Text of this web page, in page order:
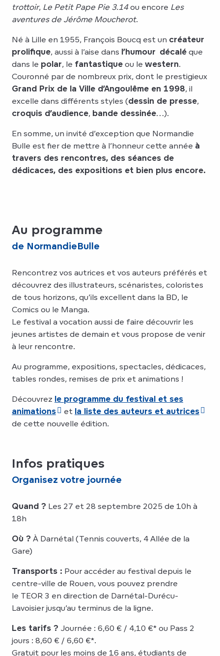
trottoir, Le Petit Pape Pie 3.14ou encore Les
aventures de Jérôme Moucherot.
Né à Lille en 1955, François Boucq est un créateur
prolifique, aussi à l’aise dans l’humour décalé que
dans le polar, le fantastique ou le western.
Couronné par de nombreux prix, dont le prestigieux
Grand Prix de la Ville d’Angoulême en 1998, il
excelle dans différents styles (dessin de presse,
croquis d’audience, bande dessinée…).
En somme, un invité d’exception que Normandie
Bulle est fier de mettre à l’honneur cette année à
travers des rencontres, des séances de
dédicaces, des expositions et bien plus encore.
Au programme
de NormandieBulle
Rencontrez vos autrices et vos auteurs préférés et
découvrez des illustrateurs, scénaristes, coloristes
de tous horizons, qu’ils excellent dans la BD, le
Comics ou le Manga.
Le festival a vocation aussi de faire découvrir les
jeunes artistes de demain et vous propose de venir
à leur rencontre.
Au programme, expositions, spectacles, dédicaces,
tables rondes, remises de prix et animations !
Découvrez le programme du festival et ses
animations
et la liste des auteurs et autrices
de cette nouvelle édition.
Infos pratiques
Organisez votre journée
Quand ? Les 27 et 28 septembre 2025 de 10h à
18h
Où ? À Darnétal (Tennis couverts, 4 Allée de la
Gare)
Transports : Pour accéder au festival depuis le
centre-ville de Rouen, vous pouvez prendre
le TEOR 3 en direction de Darnétal-Durécu-
Lavoisier jusqu’au terminus de la ligne.
Les tarifs ? Journée : 6,60 € / 4,10 €* ou Pass 2
jours : 8,60 € / 6,60 €*.
Gratuit pour les moins de 16 ans, étudiants de